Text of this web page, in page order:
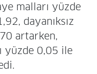
malları yüzde
dayanıksız
artarken,
yüzde 0,05 ile